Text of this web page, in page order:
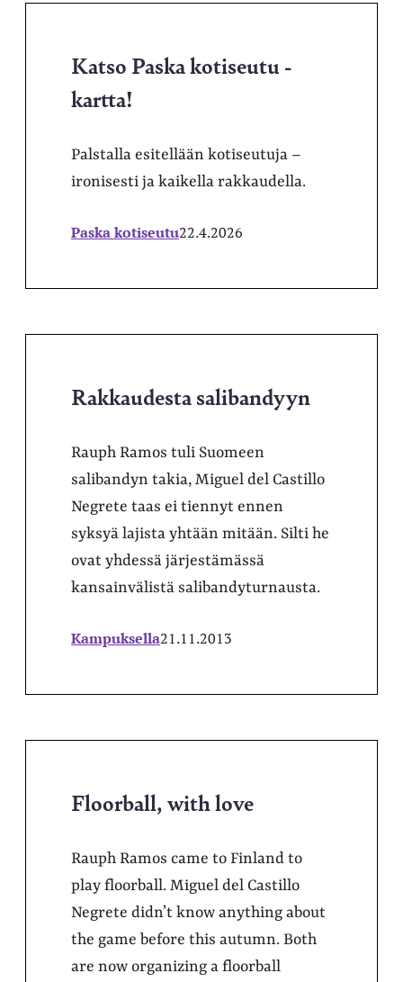
Katso Paska kotiseutu -
kartta!
Palstalla esitellään kotiseutuja –
ironisesti ja kaikella rakkaudella.
Paska kotiseutu22.4.2026
Rakkaudesta salibandyyn
Rauph Ramos tuli Suomeen
salibandyn takia, Miguel del Castillo
Negrete taas ei tiennyt ennen
syksyä lajista yhtään mitään. Silti he
ovat yhdessä järjestämässä
kansainvälistä salibandyturnausta.
Kampuksella21.11.2013
Floorball, with love
Rauph Ramos came to Finland to
play floorball. Miguel del Castillo
Negrete didn’t know anything about
the game before this autumn. Both
are now organizing a floorball